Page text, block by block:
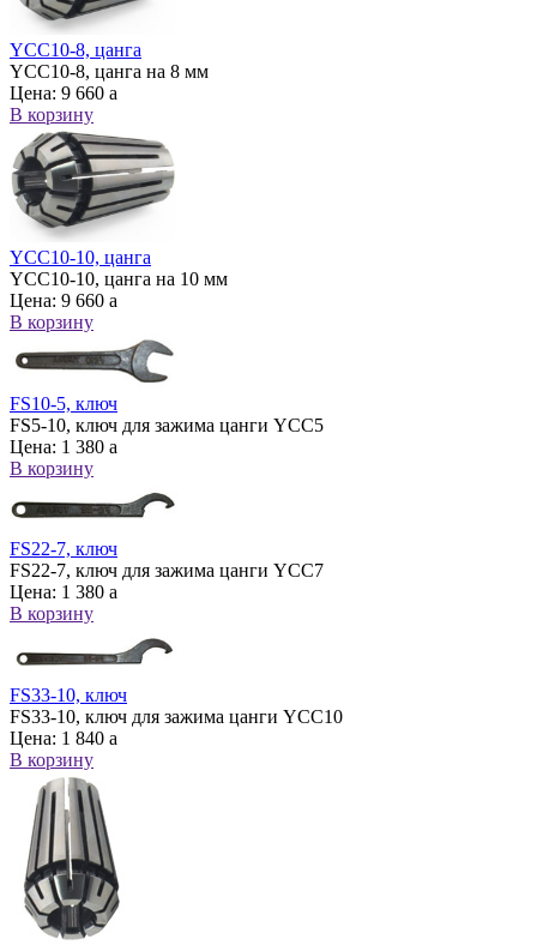
YCC10-8, цанга
YCC10-8, цанга на 8 мм
Цена: 9 660 a
В корзину
YCC10-10, цанга
YCC10-10, цанга на 10 мм
Цена: 9 660 a
В корзину
FS10-5, ключ
FS5-10, ключ для зажима цанги YCC5
Цена: 1 380 a
В корзину
FS22-7, ключ
FS22-7, ключ для зажима цанги YCC7
Цена: 1 380 a
В корзину
FS33-10, ключ
FS33-10, ключ для зажима цанги YCC10
Цена: 1 840 a
В корзину